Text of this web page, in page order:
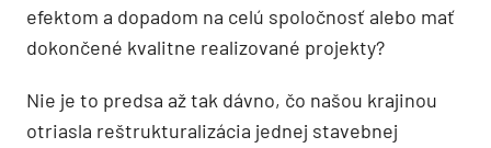
efektom a dopadom na celú spoločnosť alebo mať
dokončené kvalitne realizované projekty?
Nie je to predsa až tak dávno, čo našou krajinou
otriasla reštrukturalizácia jednej stavebnej